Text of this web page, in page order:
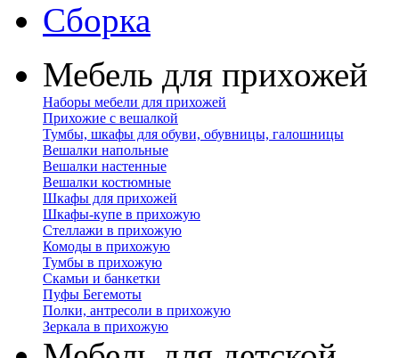
Сборка
Мебель для прихожей
Наборы мебели для прихожей
Прихожие с вешалкой
Тумбы, шкафы для обуви, обувницы, галошницы
Вешалки напольные
Вешалки настенные
Вешалки костюмные
Шкафы для прихожей
Шкафы-купе в прихожую
Стеллажи в прихожую
Комоды в прихожую
Тумбы в прихожую
Скамьи и банкетки
Пуфы Бегемоты
Полки, антресоли в прихожую
Зеркала в прихожую